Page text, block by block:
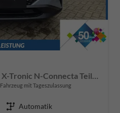
Fahrzeug mit Tageszulassung
Getriebe Automatik